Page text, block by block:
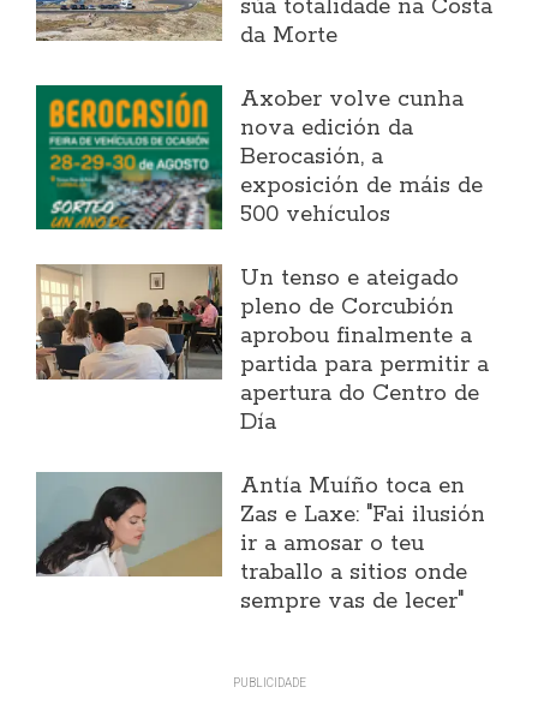
súa totalidade na Costa
da Morte
Axober volve cunha
nova edición da
Berocasión, a
exposición de máis de
500 vehículos
Un tenso e ateigado
pleno de Corcubión
aprobou finalmente a
partida para permitir a
apertura do Centro de
Día
Antía Muíño toca en
Zas e Laxe: "Fai ilusión
ir a amosar o teu
traballo a sitios onde
sempre vas de lecer"